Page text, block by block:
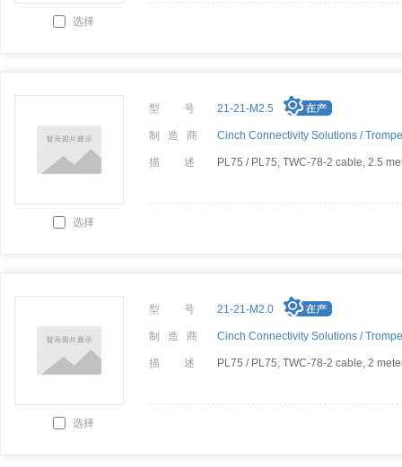
选择
选择
型 号 21-21-M2.5
制 造 商 Cinch Connectivity Solutions /
描 述 PL75 / PL75, TWC-78-2 cable, 2.5
选择
型 号 21-21-M2.0
制 造 商 Cinch Connectivity Solutions /
描 述 PL75 / PL75, TWC-78-2 cable, 2